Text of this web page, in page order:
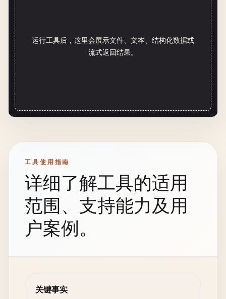
运行工具后，这里会展示文件、文本、结构化数据或
流式返回结果。
工具使用指南
详细了解工具的适用
范围、支持能力及用
户案例。
关键事实